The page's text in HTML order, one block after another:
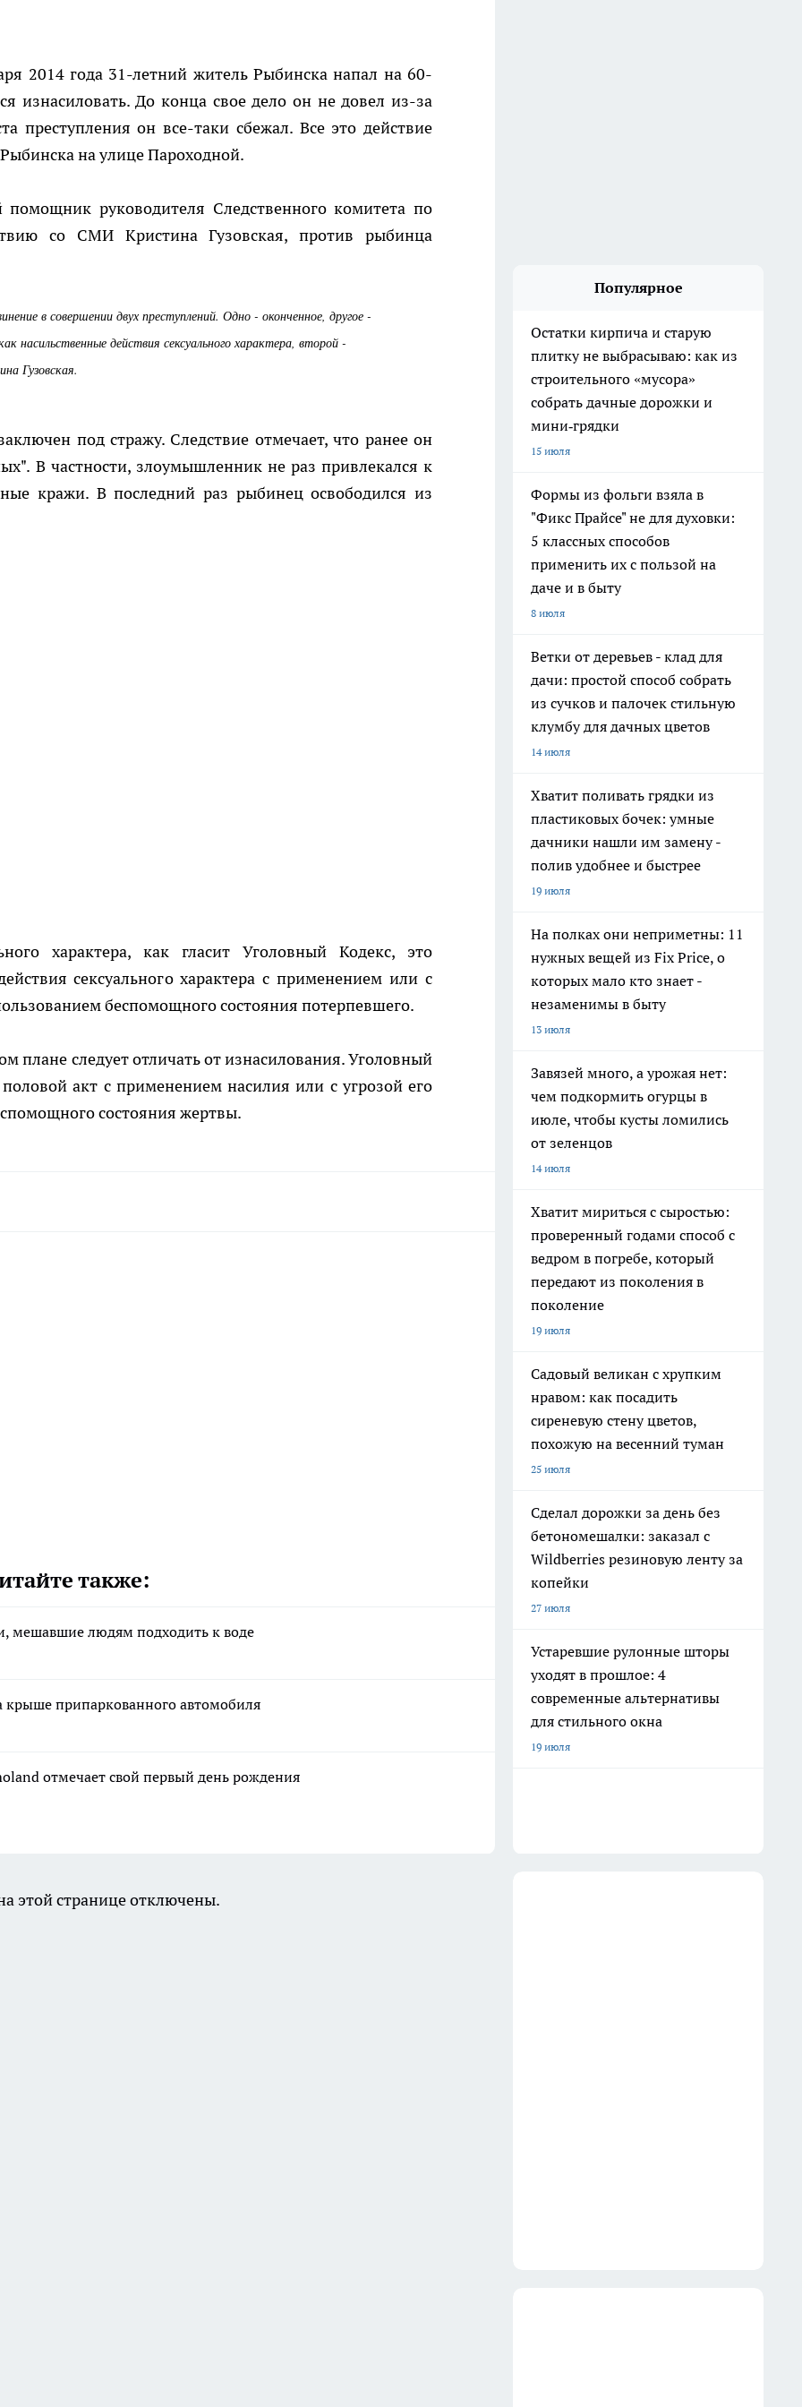
2014 года 31-летний житель Рыбинска напал на 60-
изнасиловать. До конца свое дело он не довел из-за
преступления он все-таки сбежал. Все это действие
на улице Пароходной.
руководителя Следственного комитета по
со СМИ Кристина Гузовская, против рыбинца
в совершении двух преступлений. Одно - оконченное, другое -
насильственные действия сексуального характера, второй -
Гузовская.
под стражу. Следствие отмечает, что ранее он
В частности, злоумышленник не раз привлекался к
кражи. В последний раз рыбинец освободился из
характера, как гласит Уголовный Кодекс, это
сексуального характера с применением или с
беспомощного состояния потерпевшего.
плане следует отличать от изнасилования. Уголовный
акт с применением насилия или с угрозой его
состояния жертвы.
также:
мешавшие людям подходить к воде
припаркованного автомобиля
отмечает свой первый день рождения
Популярное
Остатки кирпича и старую
плитку не выбрасываю: как из
строительного «мусора»
собрать дачные дорожки и
мини‑грядки
15 июля
Формы из фольги взяла в
"Фикс Прайсе" не для духовки:
5 классных способов
применить их с пользой на
даче и в быту
8 июля
Ветки от деревьев - клад для
дачи: простой способ собрать
из сучков и палочек стильную
клумбу для дачных цветов
14 июля
Хватит поливать грядки из
пластиковых бочек: умные
дачники нашли им замену -
полив удобнее и быстрее
19 июля
На полках они неприметны: 11
нужных вещей из Fix Price, о
которых мало кто знает -
незаменимы в быту
13 июля
Завязей много, а урожая нет:
чем подкормить огурцы в
июле, чтобы кусты ломились
от зеленцов
14 июля
Хватит мириться с сыростью:
проверенный годами способ с
ведром в погребе, который
передают из поколения в
поколение
19 июля
Садовый великан с хрупким
нравом: как посадить
сиреневую стену цветов,
похожую на весенний туман
25 июля
Сделал дорожки за день без
бетономешалки: заказал с
Wildberries резиновую ленту за
копейки
27 июля
Устаревшие рулонные шторы
уходят в прошлое: 4
современные альтернативы
для стильного окна
19 июля
этой странице отключены.